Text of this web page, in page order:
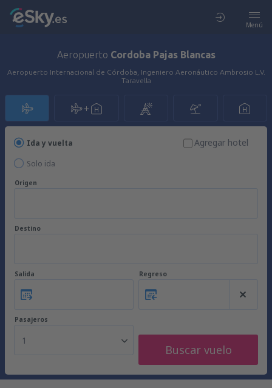
Menú
Aeropuerto Cordoba Pajas Blancas
Aeropuerto Internacional de Córdoba, Ingeniero Aeronáutico Ambrosio L.V.
Taravella
Ida y vuelta
Solo ida
Agregar hotel
Origen
Destino
Salida Regreso
Pasajeros
1
Buscar vuelo